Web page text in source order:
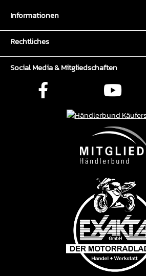
Informationen
Rechtliches
Social Media & Mitgliedschaften